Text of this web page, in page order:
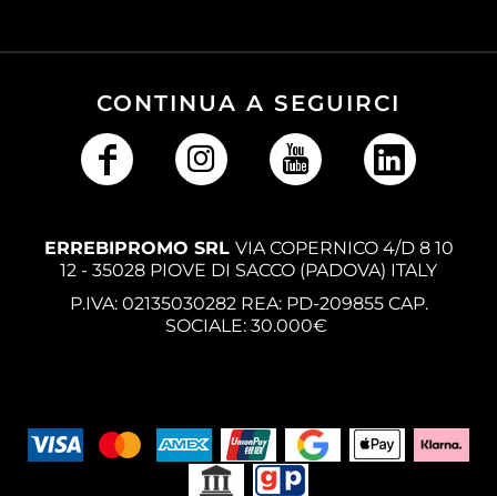
CONTINUA A SEGUIRCI
ERREBIPROMO SRL VIA COPERNICO 4/D 8 10
12 - 35028 PIOVE DI SACCO (PADOVA) ITALY
P.IVA: 02135030282 REA: PD-209855 CAP.
SOCIALE: 30.000€